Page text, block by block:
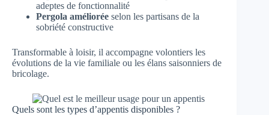
adeptes de fonctionnalité
Pergola améliorée selon les partisans de la
sobriété constructive
Transformable à loisir, il accompagne volontiers les
évolutions de la vie familiale ou les élans saisonniers de
bricolage.
Quels sont les types d’appentis disponibles ?